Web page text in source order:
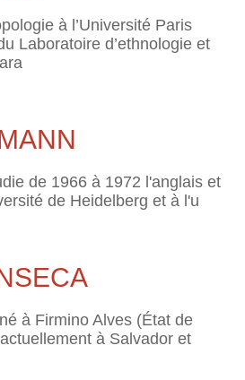
à l’Université Paris
Laboratoire d’ethnologie et
de 1966 à 1972 l'anglais et
de Heidelberg et à l'u
à Firmino Alves (État de
à Salvador et